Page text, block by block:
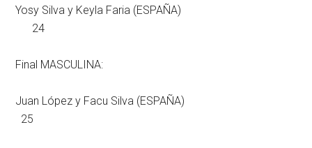
Yosy Silva y Keyla Faria (ESPAÑA)
24
Final MASCULINA:
Juan López y Facu Silva (ESPAÑA)
25